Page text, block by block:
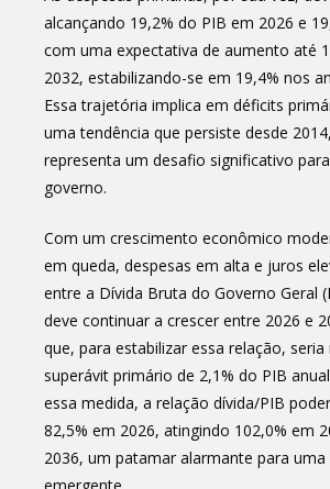
alcançando 19,2% do PIB em 2026 e
com uma expectativa de aumento até
2032, estabilizando-se em 19,4% nos
Essa trajetória implica em déficits
uma tendência que persiste desde
representa um desafio significativo
governo.
Com um crescimento econômico
em queda, despesas em alta e juros
entre a Dívida Bruta do Governo Geral
deve continuar a crescer entre 2026 e
que, para estabilizar essa relação,
superávit primário de 2,1% do PIB
essa medida, a relação dívida/PIB
82,5% em 2026, atingindo 102,0% em
2036, um patamar alarmante para